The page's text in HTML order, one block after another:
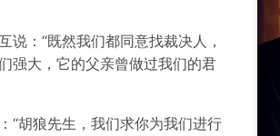
：“既然我们都同意找裁决人，
强大，它的父亲曾做过我们的君
“胡狼先生，我们求你为我们进行